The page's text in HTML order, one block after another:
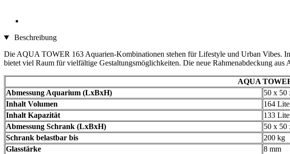
Beschreibung
Die AQUA TOWER 163 Aquarien-Kombinationen stehen für Lifestyle und Urban Vibes.
bietet viel Raum für vielfältige Gestaltungsmöglichkeiten. Die neue Rahmenabdeckung
AQUA
Abmessung Aquarium (LxBxH)
50 x 50
Inhalt Volumen
164
Inhalt Kapazität
133
Abmessung Schrank (LxBxH)
50 x 50
Schrank belastbar bis
200 kg
Glasstärke
8 mm